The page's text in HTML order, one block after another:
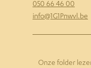
050 66 46 00
info@1G1Pnwvl.be
Onze folder